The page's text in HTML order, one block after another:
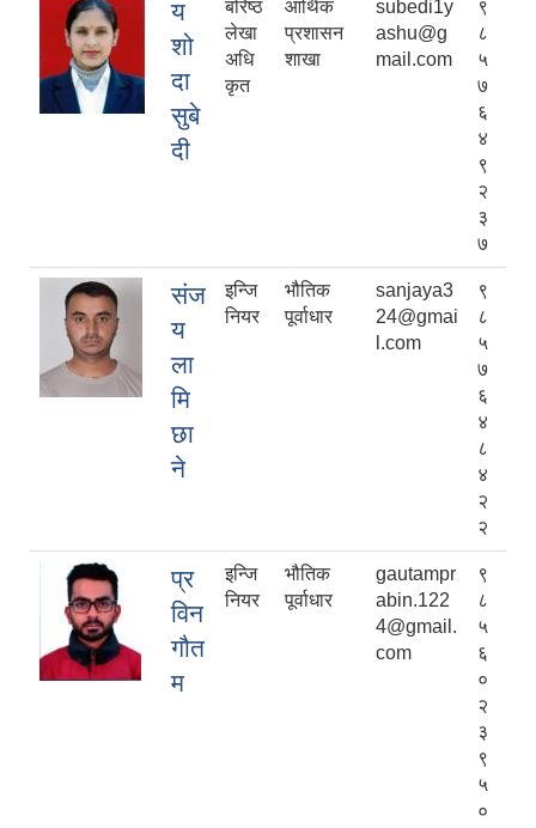
य
शो
दा
सुबे
दी
बरिष्ठ
लेखा
अधि
कृत
आर्थिक
प्रशासन
शाखा
subedi1y
ashu@g
mail.com
९
८
५
७
६
४
९
२
३
७
संज
य
ला
मि
छा
ने
इन्जि
नियर
भौतिक
पूर्वाधार
sanjaya3
24@gmai
l.com
९
८
५
७
६
४
८
४
२
२
प्र
विन
गौत
म
इन्जि
नियर
भौतिक
पूर्वाधार
gautampr
abin.122
4@gmail.
com
९
८
५
६
०
२
३
९
५
०